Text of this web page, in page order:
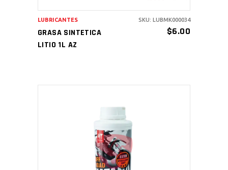
GRASA SINTETICA
LITIO 1L AZ
$6.00
LUBRICANTES SKU: LUBMK000034
AÑADIR AL CARRITO